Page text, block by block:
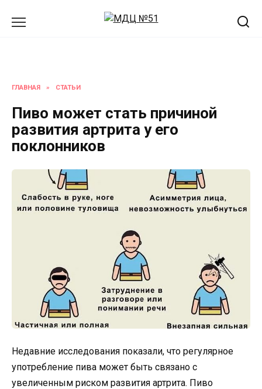
ГЛАВНАЯ » СТАТЬИ
Пиво может стать причиной
развития артрита у его
поклонников
Недавние исследования показали, что регулярное
употребление пива может быть связано с
увеличенным риском развития артрита. Пиво